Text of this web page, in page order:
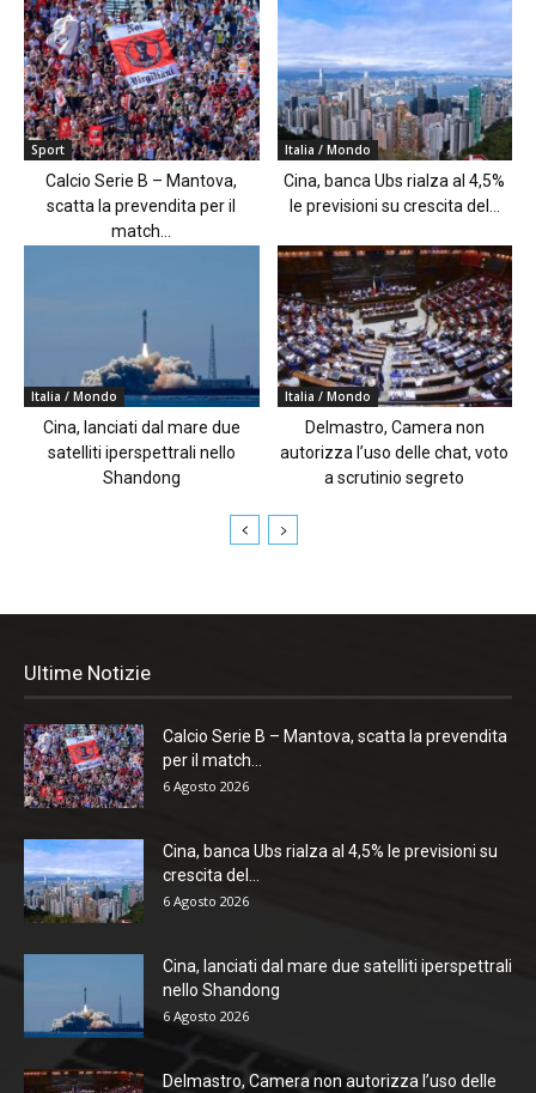
Sport
Calcio Serie B – Mantova,
scatta la prevendita per il
match...
Italia / Mondo
Cina, banca Ubs rialza al 4,5%
le previsioni su crescita del...
Italia / Mondo
Cina, lanciati dal mare due
satelliti iperspettrali nello
Shandong
Italia / Mondo
Delmastro, Camera non
autorizza l’uso delle chat, voto
a scrutinio segreto
Ultime Notizie
Calcio Serie B – Mantova, scatta la prevendita
per il match...
6 Agosto 2026
Cina, banca Ubs rialza al 4,5% le previsioni su
crescita del...
6 Agosto 2026
Cina, lanciati dal mare due satelliti iperspettrali
nello Shandong
6 Agosto 2026
Delmastro, Camera non autorizza l’uso delle